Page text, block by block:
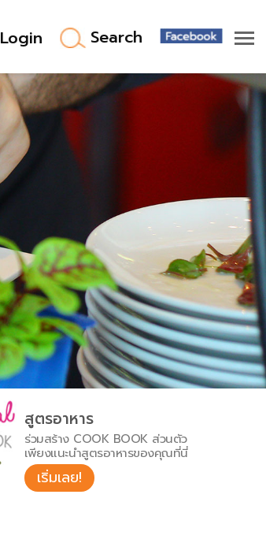
Login Search
สูตรอาหาร
ร่วมสร้าง COOK BOOK ส่วนตัว
เพียงแนะนำสูตรอาหารของคุณที่นี่
เริ่มเลย!